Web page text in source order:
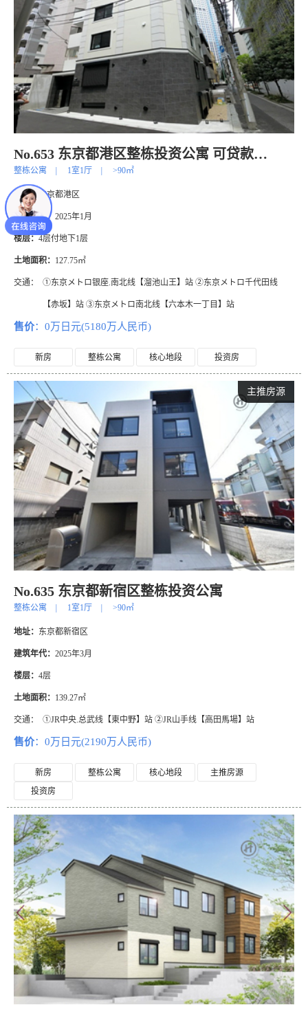
No.653 东京都港区整栋投资公寓 可贷款！
整栋公寓 | 1室1厅 | >90㎡
地址： 东京都港区
建筑年代： 2025年1月
楼层：4层付地下1层
土地面积： 127.75㎡
交通： ①东京メトロ银座.南北线【溜池山王】站 ②东京メトロ千代田线
【赤坂】站 ③东京メトロ南北线【六本木一丁目】站
售价：0万日元(5180万人民币)
新房 整栋公寓 核心地段 投资房
主推房源
No.635 东京都新宿区整栋投资公寓
整栋公寓 | 1室1厅 | >90㎡
地址： 东京都新宿区
建筑年代： 2025年3月
楼层： 4层
土地面积： 139.27㎡
交通： ①JR中央.总武线【東中野】站 ②JR山手线【高田馬場】站
售价：0万日元(2190万人民币)
新房 整栋公寓 核心地段
主推房源
投资房